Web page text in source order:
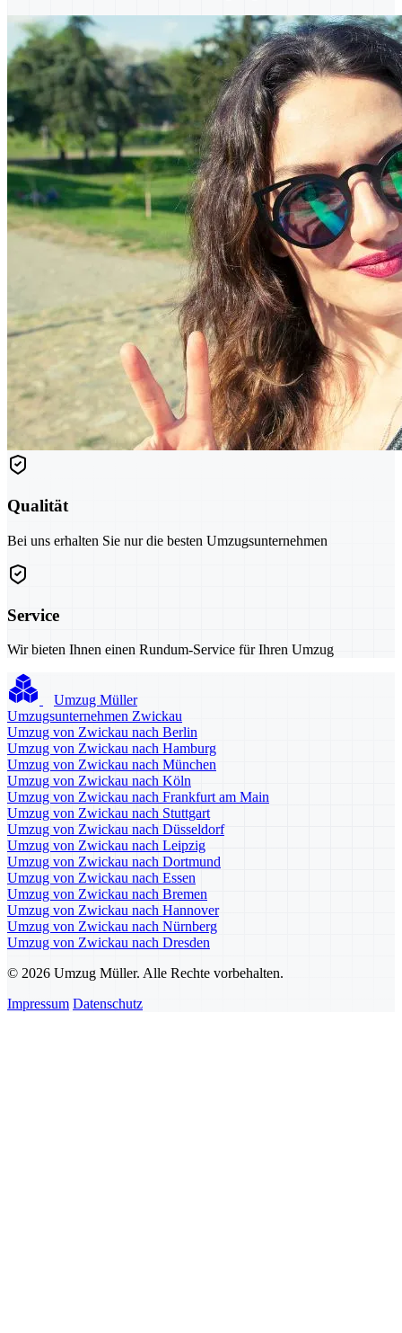
Qualität
Bei uns erhalten Sie nur die besten Umzugsunternehmen
Service
Wir bieten Ihnen einen Rundum-Service für Ihren Umzug
Umzug Müller
Umzugsunternehmen Zwickau
Umzug von Zwickau nach Berlin
Umzug von Zwickau nach Hamburg
Umzug von Zwickau nach München
Umzug von Zwickau nach Köln
Umzug von Zwickau nach Frankfurt am Main
Umzug von Zwickau nach Stuttgart
Umzug von Zwickau nach Düsseldorf
Umzug von Zwickau nach Leipzig
Umzug von Zwickau nach Dortmund
Umzug von Zwickau nach Essen
Umzug von Zwickau nach Bremen
Umzug von Zwickau nach Hannover
Umzug von Zwickau nach Nürnberg
Umzug von Zwickau nach Dresden
© 2026 Umzug Müller. Alle Rechte vorbehalten.
Impressum Datenschutz